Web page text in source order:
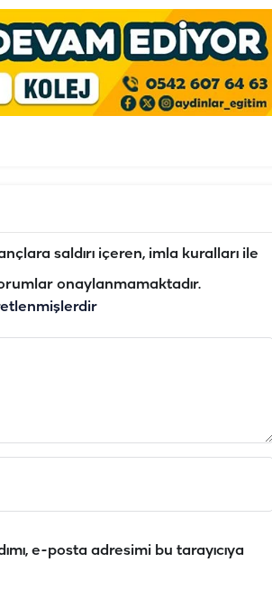
saldırı içeren, imla kuralları ile
onaylanmamaktadır.
e-posta adresimi bu tarayıcıya